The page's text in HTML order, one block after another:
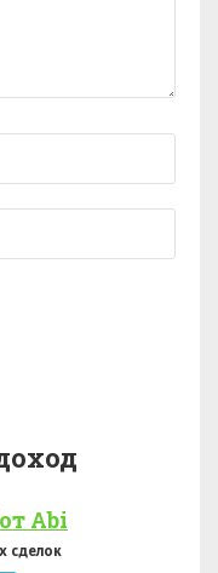
Abi
сделок